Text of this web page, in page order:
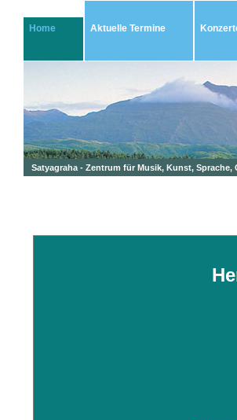
Home Aktuelle Termine
Satyagraha - Zentrum für Musik, Kunst, Sprache,